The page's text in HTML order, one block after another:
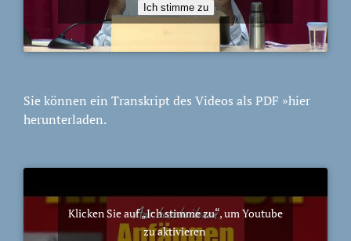
Ich stimme zu
Sie können ein Transkript des Videos als PDF »hier
herunterladen.
Klicken Sie auf „Ich stimme zu“, um Youtube
zu aktivieren